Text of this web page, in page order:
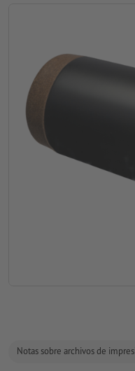
Notas sobre archivos de